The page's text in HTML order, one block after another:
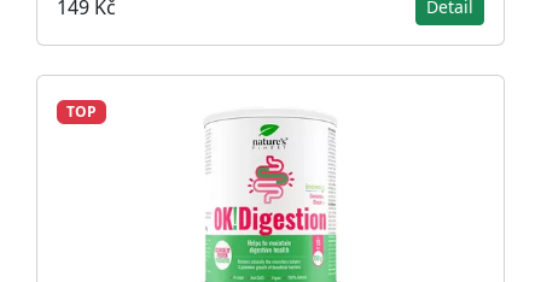
149 Kč Detail
TOP